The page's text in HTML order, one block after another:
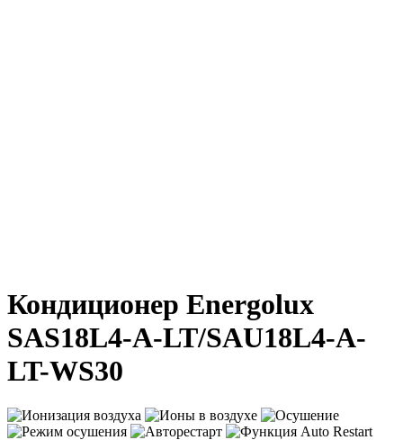
Кондиционер Energolux
SAS18L4-A-LT/SAU18L4-A-
LT-WS30